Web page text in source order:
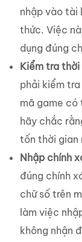
nhập vào tài
thức. Việc
dụng đúng
Kiểm tra thời
phải kiểm
mã game có
hãy chắc
tốn thời gian
Nhập chính
đúng chính
chữ số trên
làm việc
không nhận